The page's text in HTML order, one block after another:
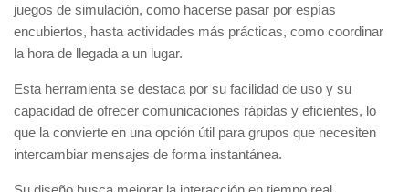
juegos de simulación, como hacerse pasar por espías
encubiertos, hasta actividades más prácticas, como coordinar
la hora de llegada a un lugar.
Esta herramienta se destaca por su facilidad de uso y su
capacidad de ofrecer comunicaciones rápidas y eficientes, lo
que la convierte en una opción útil para grupos que necesiten
intercambiar mensajes de forma instantánea.